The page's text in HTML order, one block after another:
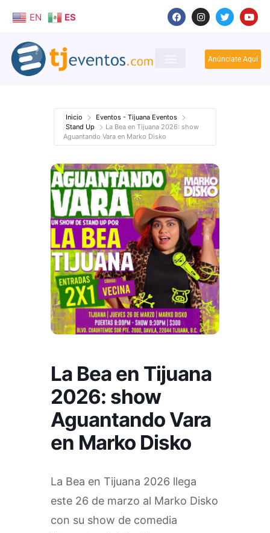
EN ES
Anúnciate Aquí
Inicio
Eventos - Tijuana Eventos
Stand Up
La Bea en Tijuana 2026: show
Aguantando Vara en Marko Disko
La Bea en Tijuana
2026: show
Aguantando Vara
en Marko Disko
La Bea en Tijuana 2026 llega
este 26 de marzo al Marko Disko
con su show de comedia